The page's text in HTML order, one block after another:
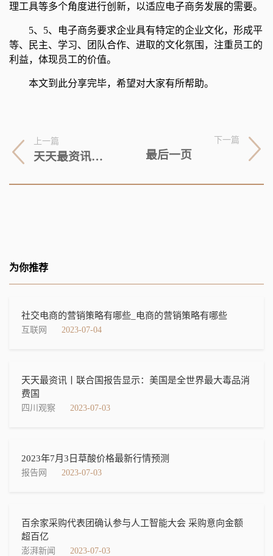
理工具等多个角度进行创新，以适应电子商务发展的需要。
5、5、电子商务要求企业具有特定的企业文化，形成平
等、民主、学习、团队合作、进取的文化氛围，注重员工的
利益，体现员工的价值。
本文到此分享完毕，希望对大家有所帮助。
上一篇
天天最资讯丨联合国报告显示：美国是全世界最大毒品消费国
下一篇
最后一页
为你推荐
社交电商的营销策略有哪些_电商的营销策略有哪些
互联网 2023-07-04
天天最资讯丨联合国报告显示：美国是全世界最大毒品消
费国
四川观察 2023-07-03
2023年7月3日草酸价格最新行情预测
报告网 2023-07-03
百余家采购代表团确认参与人工智能大会 采购意向金额
超百亿
澎湃新闻 2023-07-03